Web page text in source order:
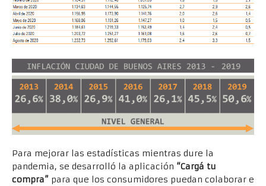
Para mejorar las estadísticas mientras dure la
pandemia, se desarrolló la aplicación “Cargá tu
compra” para que los consumidores puedan colaborar e